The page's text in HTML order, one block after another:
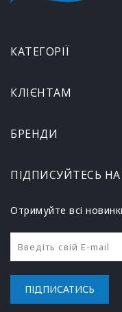
КАТЕГОРІЇ
КЛІЄНТАМ
БРЕНДИ
ПІДПИСУЙТЕСЬ
Отримуйте всі
ПІДПИСАТИСЬ